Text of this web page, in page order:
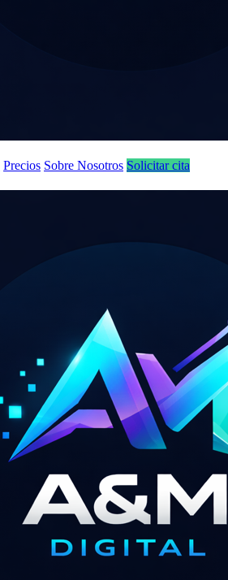
Precios Sobre Nosotros Solicitar cita